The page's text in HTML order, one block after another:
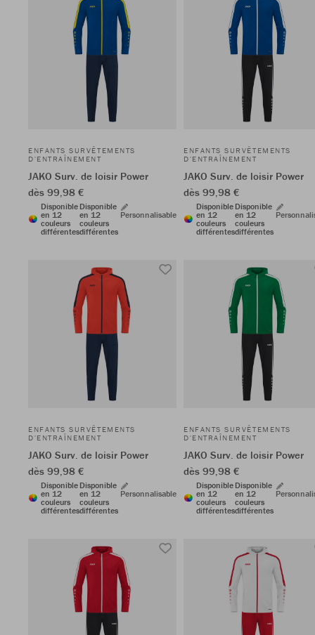
ENFANTS SURVÊTEMENTS
D'ENTRAÎNEMENT
JAKO Surv. de loisir Power
dès 99,98 €
Disponible
en 12
couleurs
différentes
Disponible
en 12
couleurs
différentes
Personnalisable
ENFANTS SURVÊTEMENTS
D'ENTRAÎNEMENT
JAKO Surv. de loisir Power
dès 99,98 €
Disponible
en 12
couleurs
différentes
Disponible
en 12
couleurs
différentes
ENFANTS SURVÊTEMENTS
D'ENTRAÎNEMENT
JAKO Surv. de loisir Power
dès 99,98 €
Disponible
en 12
couleurs
différentes
Disponible
en 12
couleurs
différentes
Personnalisable
ENFANTS SURVÊTEMENTS
D'ENTRAÎNEMENT
JAKO Surv. de loisir Power
dès 99,98 €
Disponible
en 12
couleurs
différentes
Disponible
en 12
couleurs
différentes